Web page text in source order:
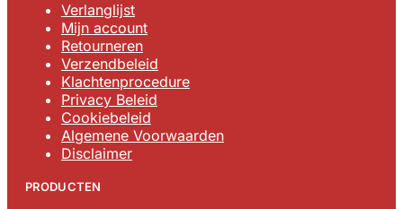
Verlanglijst
Mijn account
Retourneren
Verzendbeleid
Klachtenprocedure
Privacy Beleid
Cookiebeleid
Algemene Voorwaarden
Disclaimer
PRODUCTEN